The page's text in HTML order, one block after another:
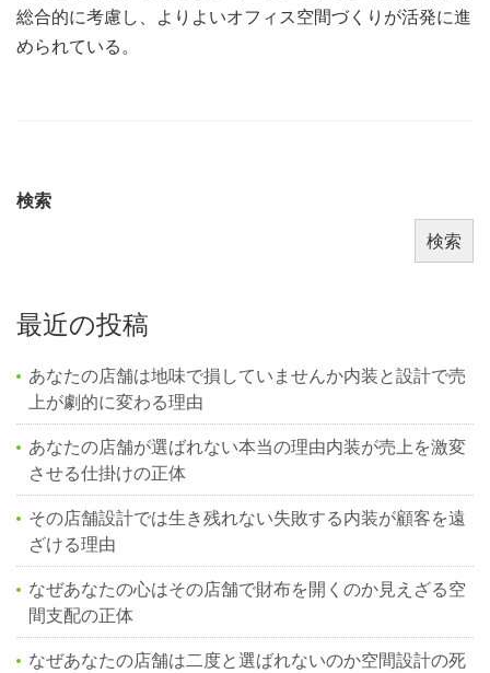
総合的に考慮し、よりよいオフィス空間づくりが活発に進
められている。
検索
検索
最近の投稿
あなたの店舗は地味で損していませんか内装と設計で売
上が劇的に変わる理由
あなたの店舗が選ばれない本当の理由内装が売上を激変
させる仕掛けの正体
その店舗設計では生き残れない失敗する内装が顧客を遠
ざける理由
なぜあなたの心はその店舗で財布を開くのか見えざる空
間支配の正体
なぜあなたの店舗は二度と選ばれないのか空間設計の死